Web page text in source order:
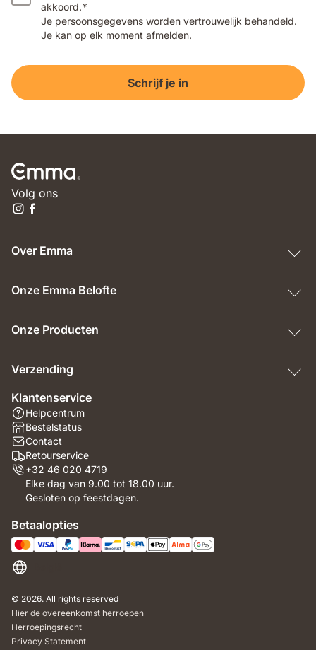
akkoord.*
Je persoonsgegevens worden vertrouwelijk behandeld.
Je kan op elk moment afmelden.
Schrijf je in
Volg ons
Over Emma
Onze Emma Belofte
Onze Producten
Verzending
Klantenservice
Helpcentrum
Bestelstatus
Contact
Retourservice
+32 46 020 4719
Elke dag van 9.00 tot 18.00 uur.
Gesloten op feestdagen.
Betaalopties
© 2026. All rights reserved
Hier de overeenkomst herroepen
Herroepingsrecht
Privacy Statement